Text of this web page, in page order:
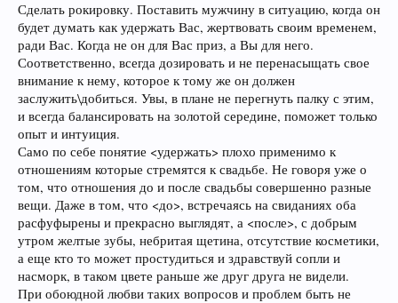
Сделать рокировку. Поставить мужчину в ситуацию, когда он
будет думать как удержать Вас, жертвовать своим временем,
ради Вас. Когда не он для Вас приз, а Вы для него.
Соответственно, всегда дозировать и не перенасыщать свое
внимание к нему, которое к тому же он должен
заслужить\добиться. Увы, в плане не перегнуть палку с этим,
и всегда балансировать на золотой середине, поможет только
опыт и интуиция.
Само по себе понятие <удержать> плохо применимо к
отношениям которые стремятся к свадьбе. Не говоря уже о
том, что отношения до и после свадьбы совершенно разные
вещи. Даже в том, что <до>, встречаясь на свиданиях оба
расфуфырены и прекрасно выглядят, а <после>, с добрым
утром желтые зубы, небритая щетина, отсутствие косметики,
а еще кто то может простудиться и здравствуй сопли и
насморк, в таком цвете раньше же друг друга не видели.
При обоюдной любви таких вопросов и проблем быть не